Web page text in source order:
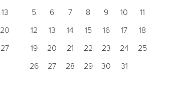
13
20
27
5
6 7 8 9 10
11
12
13 14 15 16 17
18
19
20 21 22 23 24
25
26
27 28 29 30 31